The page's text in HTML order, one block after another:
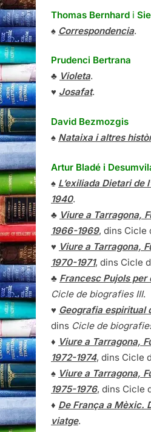
Thomas Bernhard i
♠ Correspondencia.
Prudenci Bertrana
♣ Violeta.
♥ Josafat.
David Bezmozgis
♠ Nataixa i altres
Artur Bladé i
♠ L’exiliada Dietari de
1940.
♣ Viure a Tarragona,
1966-1969, dins Cicle
♥ Viure a Tarragona,
1970-1971, dins Cicle
♣ Francesc Pujols per
Cicle de biografies III.
♥ Geografia espiritual
dins Cicle de
♦ Viure a Tarragona,
1972-1974, dins Cicle
♠ Viure a Tarragona,
1975-1976, dins Cicle
♦ De França a Mèxic.
viatge.